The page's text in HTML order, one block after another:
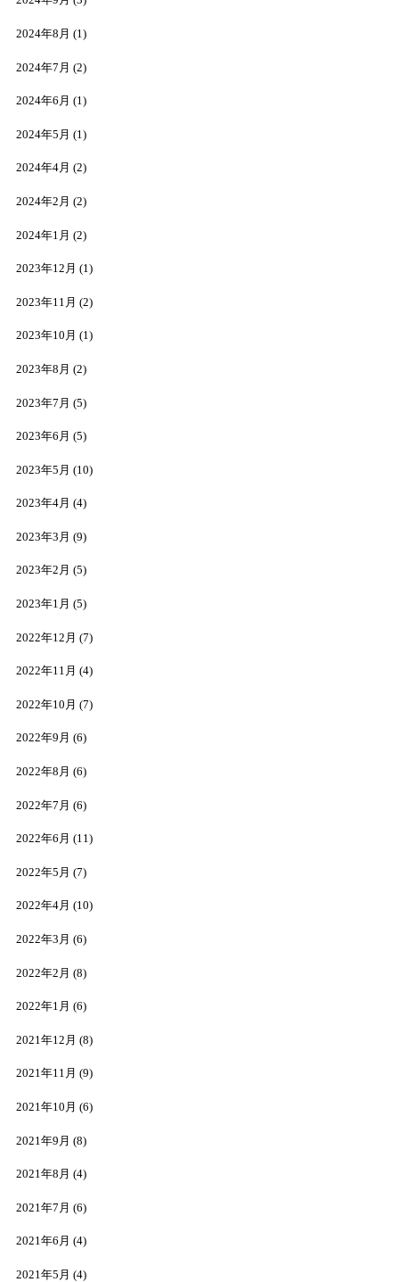
2024年8月 (1)
2024年7月 (2)
2024年6月 (1)
2024年5月 (1)
2024年4月 (2)
2024年2月 (2)
2024年1月 (2)
2023年12月 (1)
2023年11月 (2)
2023年10月 (1)
2023年8月 (2)
2023年7月 (5)
2023年6月 (5)
2023年5月 (10)
2023年4月 (4)
2023年3月 (9)
2023年2月 (5)
2023年1月 (5)
2022年12月 (7)
2022年11月 (4)
2022年10月 (7)
2022年9月 (6)
2022年8月 (6)
2022年7月 (6)
2022年6月 (11)
2022年5月 (7)
2022年4月 (10)
2022年3月 (6)
2022年2月 (8)
2022年1月 (6)
2021年12月 (8)
2021年11月 (9)
2021年10月 (6)
2021年9月 (8)
2021年8月 (4)
2021年7月 (6)
2021年6月 (4)
2021年5月 (4)